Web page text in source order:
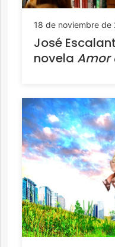
18 de noviembre de
José
novela Amor